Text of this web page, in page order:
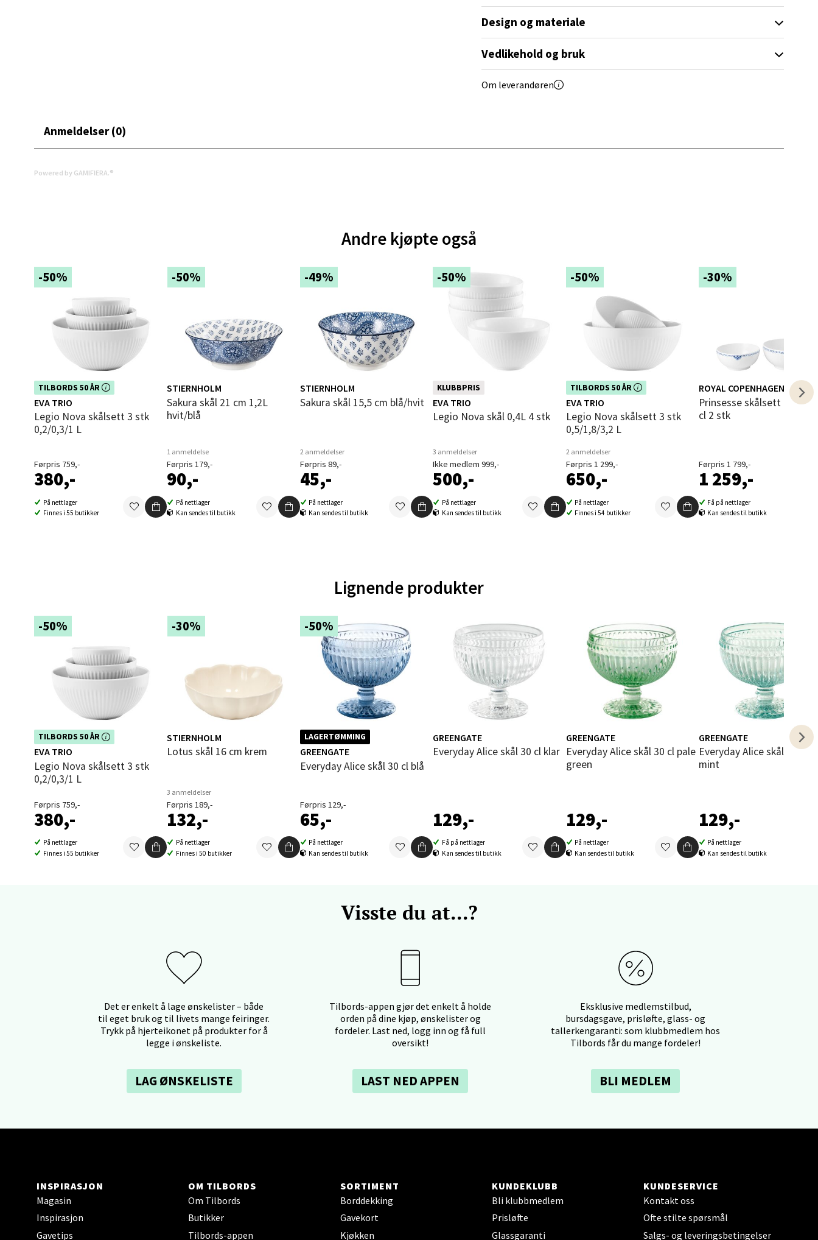
Design og materiale
Vedlikehold og bruk
Om leverandøren
Anmeldelser (0)
Powered by GAMIFIERA.®
Andre kjøpte også
-50%
TILBORDS 50 ÅR
Dette produktet er inkludert i vår
kampanje. Benytt deg av rabatten i
dag!
EVA TRIO
Legio Nova skålsett 3 stk
0,2/0,3/1 L
Førpris 759,-
380,-
På nettlager
Finnes i 55 butikker
-50%
STIERNHOLM
Sakura skål 21 cm 1,2L
hvit/blå
1 anmeldelse
Førpris 179,-
90,-
På nettlager
Kan sendes til butikk
-49%
STIERNHOLM
Sakura skål 15,5 cm blå/hvit
2 anmeldelser
Førpris 89,-
45,-
På nettlager
Kan sendes til butikk
-50%
KLUBBPRIS
EVA TRIO
Legio Nova skål 0,4L 4 stk
3 anmeldelser
Ikke medlem 999,-
500,-
På nettlager
Kan sendes til butikk
-50%
TILBORDS 50 ÅR
Dette produktet er inkludert i vår
kampanje. Benytt deg av rabatten i
dag!
EVA TRIO
Legio Nova skålsett 3 stk
0,5/1,8/3,2 L
2 anmeldelser
Førpris 1 299,-
650,-
På nettlager
Finnes i 54 butikker
-30%
ROYAL COPENHAGEN
Prinsesse skålsett 73 cl + 110
cl 2 stk
Førpris 1 799,-
1 259,-
Få på nettlager
Kan sendes til butikk
Lignende produkter
-50%
TILBORDS 50 ÅR
Dette produktet er inkludert i vår
kampanje. Benytt deg av rabatten i
dag!
EVA TRIO
Legio Nova skålsett 3 stk
0,2/0,3/1 L
Førpris 759,-
380,-
På nettlager
Finnes i 55 butikker
-30%
STIERNHOLM
Lotus skål 16 cm krem
3 anmeldelser
Førpris 189,-
132,-
På nettlager
Finnes i 50 butikker
-50%
LAGERTØMMING
GREENGATE
Everyday Alice skål 30 cl blå
Førpris 129,-
65,-
På nettlager
Kan sendes til butikk
GREENGATE
Everyday Alice skål 30 cl klar
129,-
Få på nettlager
Kan sendes til butikk
GREENGATE
Everyday Alice skål 30 cl pale
green
129,-
På nettlager
Kan sendes til butikk
GREENGATE
Everyday Alice skål 30 cl cool
mint
129,-
På nettlager
Kan sendes til butikk
Visste du at...?
Det er enkelt å lage ønskelister – både
til eget bruk og til livets mange feiringer.
Trykk på hjerteikonet på produkter for å
legge i ønskeliste.
LAG ØNSKELISTE
Tilbords-appen gjør det enkelt å holde
orden på dine kjøp, ønskelister og
fordeler. Last ned, logg inn og få full
oversikt!
LAST NED APPEN
Eksklusive medlemstilbud,
bursdagsgave, prisløfte, glass- og
tallerkengaranti: som klubbmedlem hos
Tilbords får du mange fordeler!
BLI MEDLEM
INSPIRASJON
Magasin
Inspirasjon
Gavetips
OM TILBORDS
Om Tilbords
Butikker
Tilbords-appen
SORTIMENT
Borddekking
Gavekort
Kjøkken
KUNDEKLUBB
Bli klubbmedlem
Prisløfte
Glassgaranti
KUNDESERVICE
Kontakt oss
Ofte stilte spørsmål
Salgs- og leveringsbetingelser
Velg
Narvik - Thon Senter Malmporten
Bolagsgata 1, 8514 Narvik
Åpent i dag 10-20
0 i butikk
Bergen - Oasen Senter
Oppdal - Aunasenteret
Orkanger - Thon Senter Orkanger
Thon Senter Orkanger, Orkdalsveien 113, 7300 Orkanger
0 i butikk
Velg
Sandvika - Thon Senter Sandvika
Brodtkorbsgate 7, 1338 Sandvika
Åpent i dag 10-21
Bergen - Thon Senter Sartor
Trondheim - Sirkus Shopping
0 i butikk
Ski Storsenter, Jernbanesvingen 6, 1400 Ski
Strangata 26, 8400 Sortland